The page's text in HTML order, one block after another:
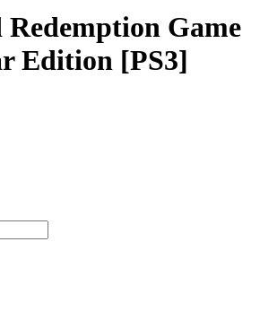
Redemption Game
Edition [PS3]